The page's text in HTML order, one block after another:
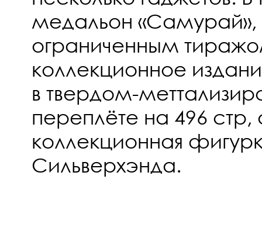
медальон
ограниченным
коллекционное
в твердом-
переплёте на 496 стр,
коллекционная
Сильверхэнда.